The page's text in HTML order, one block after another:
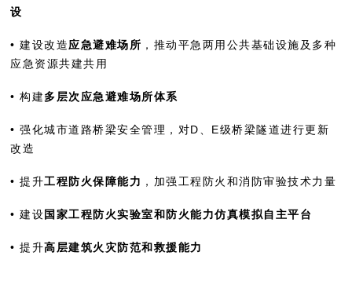
设
• 建设改造应急避难场所 ，推动平急两用公共基础设施及多种
应急资源共建共用
• 构建多层次应急避难场所体系
• 强化城市道路桥梁安全管理，对D、E级桥梁隧道进行更新
改造
• 提升工程防火保障能力 ，加强工程防火和消防审验技术力量
• 建设国家工程防火实验室和防火能力仿真模拟自主平台
• 提升高层建筑火灾防范和救援能力